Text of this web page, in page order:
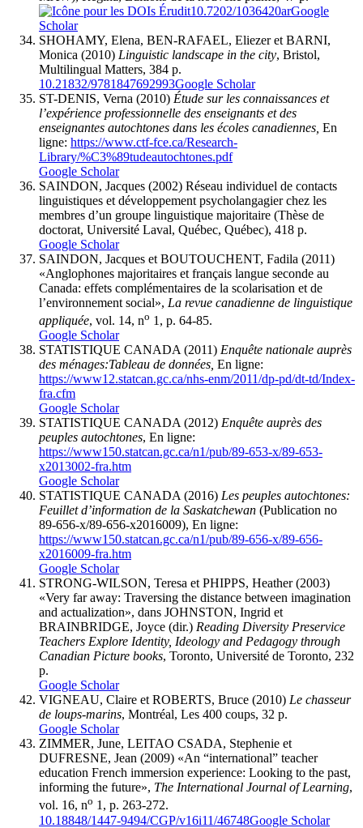
10.7202/1036420arGoogle
Scholar
SHOHAMY, Elena, BEN-RAFAEL, Eliezer et BARNI,
Monica (2010) Linguistic landscape in the city, Bristol,
Multilingual Matters, 384 p.
10.21832/9781847692993Google Scholar
ST-DENIS, Verna (2010) Étude sur les connaissances et
l’expérience professionnelle des enseignants et des
enseignantes autochtones dans les écoles canadiennes, En
ligne: https://www.ctf-fce.ca/Research-
Library/%C3%89tudeautochtones.pdf
Google Scholar
SAINDON, Jacques (2002) Réseau individuel de contacts
linguistiques et développement psycholangagier chez les
membres d’un groupe linguistique majoritaire (Thèse de
doctorat, Université Laval, Québec, Québec), 418 p.
Google Scholar
SAINDON, Jacques et BOUTOUCHENT, Fadila (2011)
«Anglophones majoritaires et français langue seconde au
Canada: effets complémentaires de la scolarisation et de
l’environnement social», La revue canadienne de linguistique
appliquée, vol. 14, no 1, p. 64-85.
Google Scholar
STATISTIQUE CANADA (2011) Enquête nationale auprès
des ménages:Tableau de données, En ligne:
https://www12.statcan.gc.ca/nhs-enm/2011/dp-pd/dt-td/Index-
fra.cfm
Google Scholar
STATISTIQUE CANADA (2012) Enquête auprès des
peuples autochtones, En ligne:
https://www150.statcan.gc.ca/n1/pub/89-653-x/89-653-
x2013002-fra.htm
Google Scholar
STATISTIQUE CANADA (2016) Les peuples autochtones:
Feuillet d’information de la Saskatchewan (Publication no
89-656-x/89-656-x2016009), En ligne:
https://www150.statcan.gc.ca/n1/pub/89-656-x/89-656-
x2016009-fra.htm
Google Scholar
STRONG-WILSON, Teresa et PHIPPS, Heather (2003)
«Very far away: Traversing the distance between imagination
and actualization», dans JOHNSTON, Ingrid et
BRAINBRIDGE, Joyce (dir.) Reading Diversity Preservice
Teachers Explore Identity, Ideology and Pedagogy through
Canadian Picture books, Toronto, Université de Toronto, 232
p.
Google Scholar
VIGNEAU, Claire et ROBERTS, Bruce (2010) Le chasseur
de loups-marins, Montréal, Les 400 coups, 32 p.
Google Scholar
ZIMMER, June, LEITAO CSADA, Stephenie et
DUFRESNE, Jean (2009) «An “international” teacher
education French immersion experience: Looking to the past,
informing the future», The International Journal of Learning,
vol. 16, no 1, p. 263-272.
10.18848/1447-9494/CGP/v16i11/46748Google Scholar